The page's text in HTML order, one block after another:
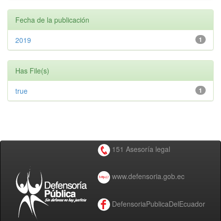
Fecha de la publicación
1
2019
Has File(s)
1
true
151 Asesoría legal
www.defensoria.gob.ec
DefensoriaPublicaDelEcuador